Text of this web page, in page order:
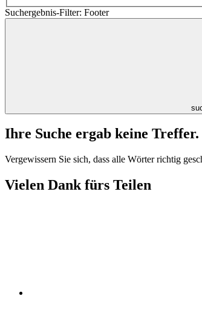
Suchergebnis-Filter: Footer
Ihre Suche ergab keine Treffer.
Vergewissern Sie sich, dass alle Wörter richtig
Vielen Dank fürs Teilen